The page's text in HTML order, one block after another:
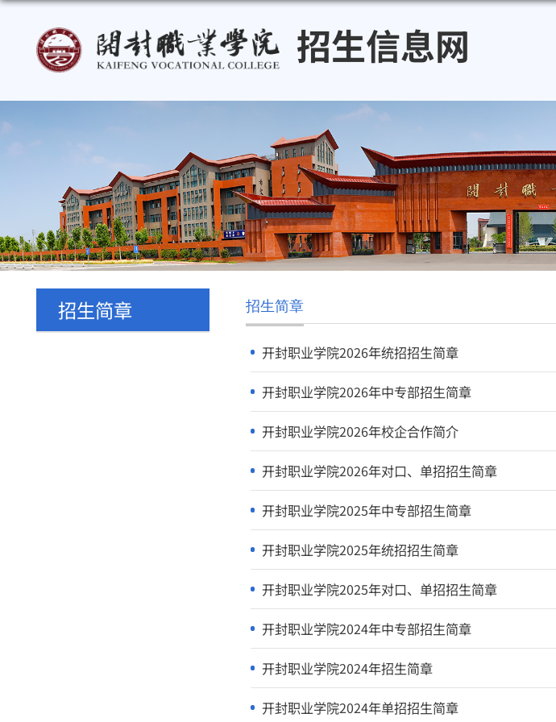
招生信息网
招生简章
开封职业学院2026年统招招生简章
开封职业学院2026年中专部招生简章
开封职业学院2026年校企合作简介
开封职业学院2026年对口、单招招生简章
开封职业学院2025年中专部招生简章
开封职业学院2025年统招招生简章
开封职业学院2025年对口、单招招生简章
开封职业学院2024年中专部招生简章